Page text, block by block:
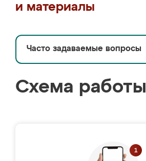
и материалы
Часто задаваемые вопросы
Схема работы